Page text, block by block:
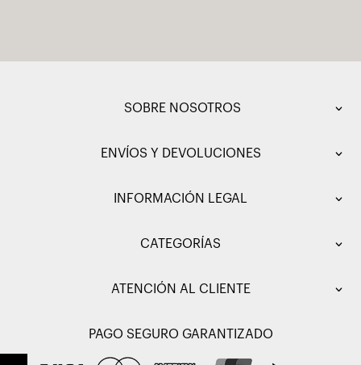
SOBRE NOSOTROS
ENVÍOS Y DEVOLUCIONES
INFORMACIÓN LEGAL
CATEGORÍAS
ATENCIÓN AL CLIENTE
PAGO SEGURO GARANTIZADO